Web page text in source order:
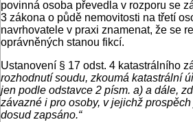
povinná osoba převedla v rozporu se
3 zákona o půdě nemovitosti na třetí
navrhovatele v praxi znamenat, že se
oprávněných stanou fikcí.
Ustanovení § 17 odst. 4 katastrálního
rozhodnutí soudu, zkoumá katastrální
jen podle odstavce 2 písm. a) a dále,
závazné i pro osoby, v jejichž
dosud zapsáno.“